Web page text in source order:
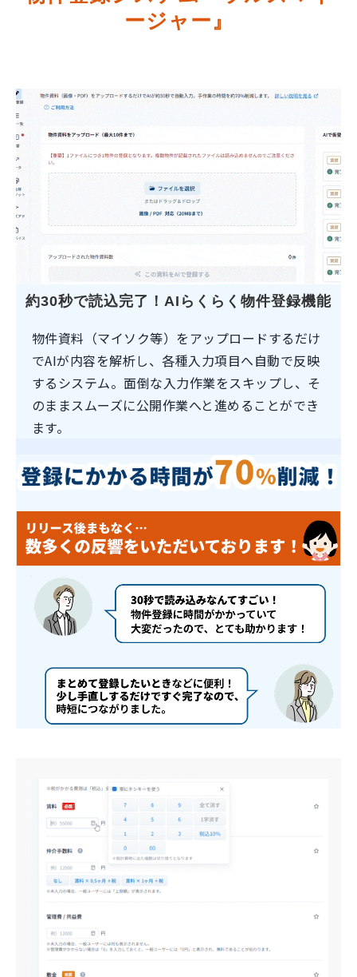
ージャー』
約30秒で読込完了！AIらくらく物件登録機能
物件資料（マイソク等）をアップロードするだけ
でAIが内容を解析し、各種入力項目へ自動で反映
するシステム。面倒な入力作業をスキップし、そ
のままスムーズに公開作業へと進めることができ
ます。